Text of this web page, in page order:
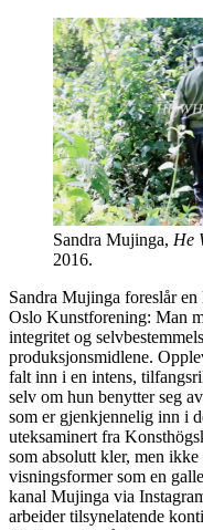
Sandra Mujinga, He
2016.
Sandra Mujinga foreslår
Oslo Kunstforening: Man
integritet og
produksjonsmidlene.
falt inn i en intens,
selv om hun benytter seg
som er gjenkjennelig inn i
uteksaminert fra
som absolutt kler, men
visningsformer som en
kanal Mujinga via
arbeider tilsynelatende